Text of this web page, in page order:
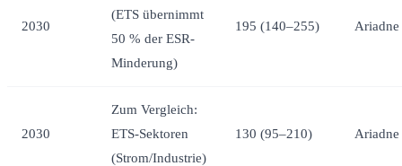
2030
(ETS übernimmt
50 % der ESR-
Minderung)
195 (140–255) Ariadne
2030
Zum Vergleich:
ETS-Sektoren
(Strom/Industrie)
130 (95–210) Ariadne